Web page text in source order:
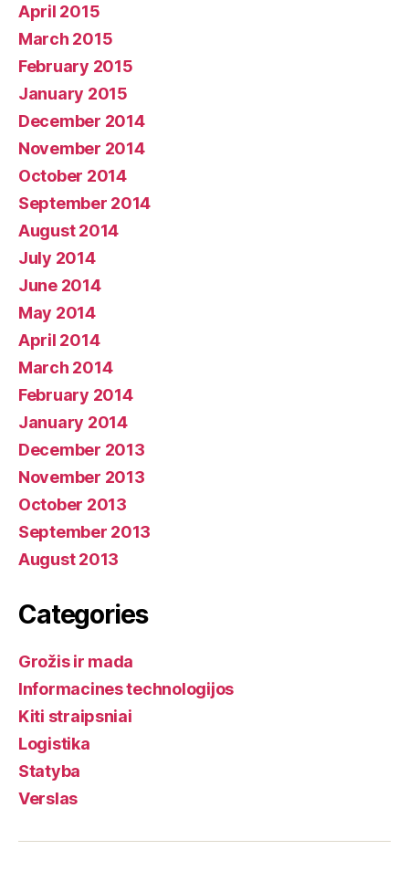
April 2015
March 2015
February 2015
January 2015
December 2014
November 2014
October 2014
September 2014
August 2014
July 2014
June 2014
May 2014
April 2014
March 2014
February 2014
January 2014
December 2013
November 2013
October 2013
September 2013
August 2013
Categories
Grožis ir mada
Informacines technologijos
Kiti straipsniai
Logistika
Statyba
Verslas